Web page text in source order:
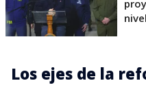
Los ejes de la